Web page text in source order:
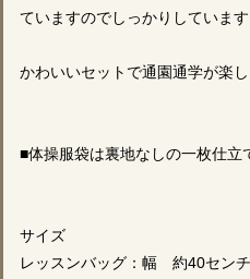
ていますのでしっかりしています
かわいいセットで通園通学が楽
■体操服袋は裏地なしの一枚仕立
サイズ
レッスンバッグ：幅 約40セ